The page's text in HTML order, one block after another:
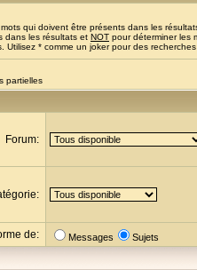
qui doivent être présents dans les
dans les résultats et NOT pour déterminer les
* comme un joker pour des
partielles
Forum:
de: Messages Sujets